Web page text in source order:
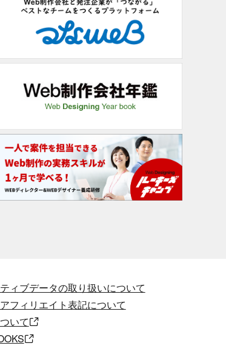
ィブデータの取り扱いについて
フィリエイト表記について
いて